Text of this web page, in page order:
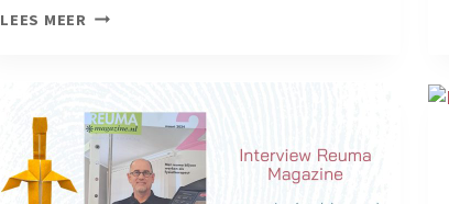
LEES MEER INTERVIEW
MISKRAMEN
TOCH
WEER
MOEDER